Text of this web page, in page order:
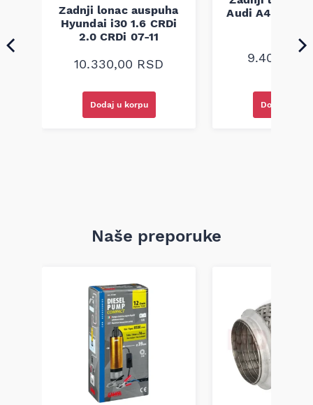
sa originalnom komponentom na vozilu kako biste izbegli
grešku pri ugradnji.Zadnji lonac auspuha
Hyundai i30 1.6 CRDi
2.0 CRDi 07-11
10.330,00 RSD
Dodaj u korpu
Audi A4 B6 B7
9.400,00
Dodaj u
Naše preporuke